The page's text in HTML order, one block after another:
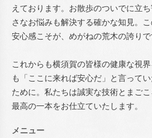
えております。お散歩のついでに立
さなお悩みも解決する確かな知見。
安心感こそが、めがねの荒木の誇りで
これからも横須賀の皆様の健康な視
も「ここに来れば安心だ」と言って
ために。私たちは誠実な技術とまご
最高の一本をお仕立ていたします。
メニュー